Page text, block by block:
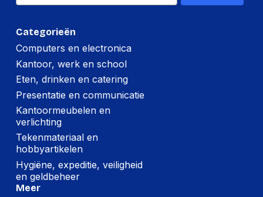
Categorieën
Computers en electronica
Kantoor, werk en school
Eten, drinken en catering
Presentatie en communicatie
Kantoormeubelen en
verlichting
Tekenmateriaal en
hobbyartikelen
Hygiëne, expeditie, veiligheid
en geldbeheer
Meer